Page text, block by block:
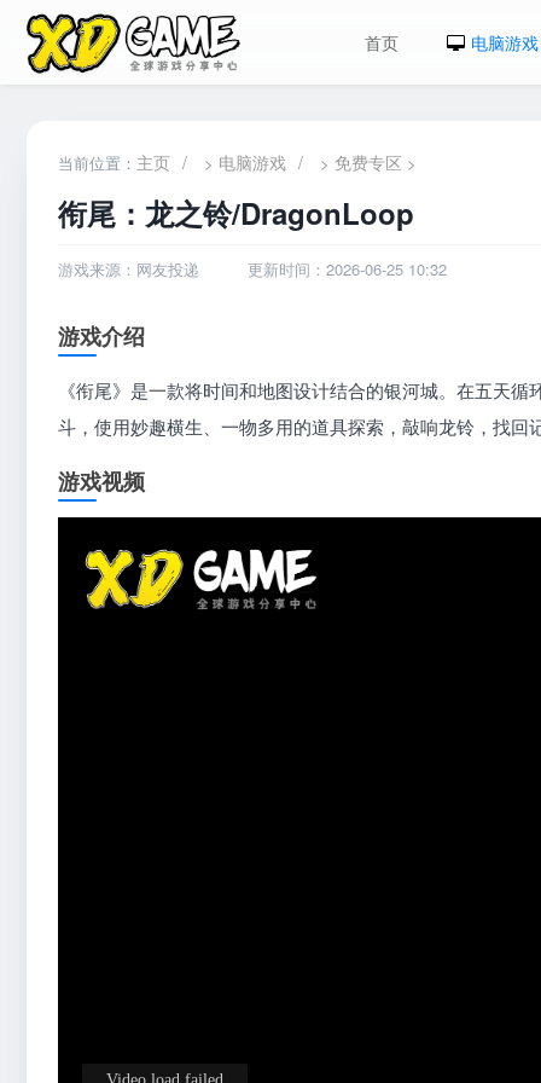
首页 电脑游戏
当前位置： 主页 / > 电脑游戏 / > 免费专区 >
衔尾：龙之铃/DragonLoop
游戏来源：网友投递 更新时间：2026-06-25 10:32
游戏介绍
《衔尾》是一款将时间和地图设计结合的银河城。在五天
斗，使用妙趣横生、一物多用的道具探索，敲响龙铃，找回
游戏视频